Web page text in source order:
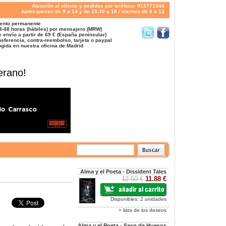
Atención al cliente y pedidos por teléfono: 913771344
lunes-jueves de 9 a 14 y de 15:30 a 18 / viernes de 9 a 13
permanente
48 horas (hábiles) por mensajero (MRW)
envío a partir de 69 € (España peninsular)
contra-reembolso, tarjeta o paypal
en nuestra oficina de Madrid
Alma y el Poeta - Dissident Tales
12.50 € 11.88 €
Disponibles: 2 unidades
+ lista de los deseos